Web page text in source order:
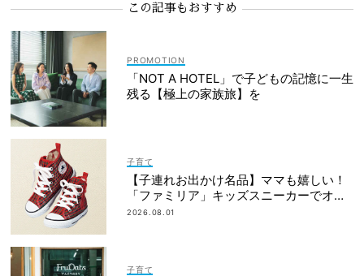
この記事もおすすめ
「NOT A HOTEL」で子どもの記憶に一生
残る【極上の家族旅】を
子育て
【子連れお出かけ名品】ママも嬉しい！
「ファミリア」キッズスニーカーでオシ
ャレの完成度アップ！
2026.08.01
子育て